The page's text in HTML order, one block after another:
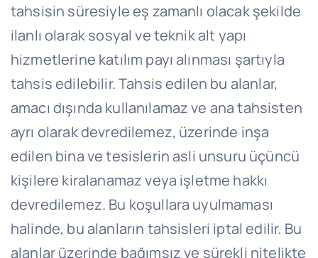
tahsisin süresiyle eş zamanlı olacak şekilde
ilanlı olarak sosyal ve teknik alt yapı
hizmetlerine katılım payı alınması şartıyla
tahsis edilebilir. Tahsis edilen bu alanlar,
amacı dışında kullanılamaz ve ana tahsisten
ayrı olarak devredilemez, üzerinde inşa
edilen bina ve tesislerin asli unsuru üçüncü
kişilere kiralanamaz veya işletme hakkı
devredilemez. Bu koşullara uyulmaması
halinde, bu alanların tahsisleri iptal edilir. Bu
alanlar üzerinde bağımsız ve sürekli nitelikte